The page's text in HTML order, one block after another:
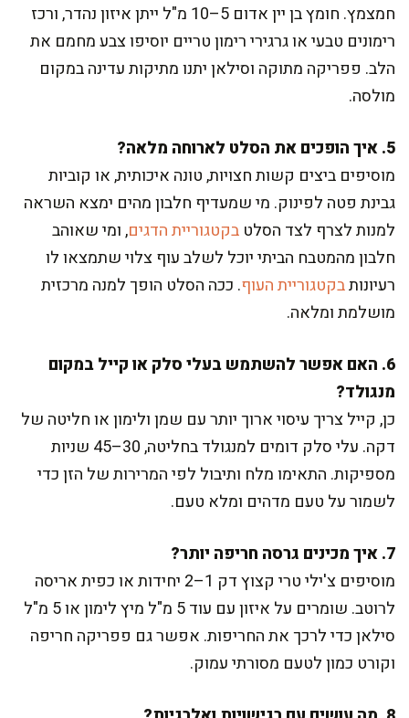
חמצמץ. חומץ בן יין אדום 5–10 מ"ל ייתן איזון נהדר, ורכז
רימונים טבעי או גרגירי רימון טריים יוסיפו צבע מחמם את
הלב. פפריקה מתוקה וסילאן יתנו מתיקות עדינה במקום
מולסה.
5. איך הופכים את הסלט לארוחה מלאה?
מוסיפים ביצים קשות חצויות, טונה איכותית, או קוביות
גבינת פטה לפינוק. מי שמעדיף חלבון מהים ימצא השראה
למנות לצרף לצד הסלט בקטגוריית הדגים, ומי שאוהב
חלבון מהמטבח הביתי יוכל לשלב עוף צלוי שתמצאו לו
רעיונותבקטגוריית העוף. ככה הסלט הופך למנה מרכזית
מושלמת ומלאה.
6. האם אפשר להשתמש בעלי סלק או קייל במקום
מנגולד?
כן, קייל צריך עיסוי ארוך יותר עם שמן ולימון או חליטה של
דקה. עלי סלק דומים למנגולד בחליטה, 30–45 שניות
מספיקות. התאימו מלח ותיבול לפי המרירות של הזן כדי
לשמור על טעם מדהים ומלא טעם.
7. איך מכינים גרסה חריפה יותר?
מוסיפים צ'ילי טרי קצוץ דק 1–2 יחידות או כפית אריסה
לרוטב. שומרים על איזון עם עוד 5 מ"ל מיץ לימון או 5 מ"ל
סילאן כדי לרכך את החריפות. אפשר גם פפריקה חריפה
וקורט כמון לטעם מסורתי עמוק.